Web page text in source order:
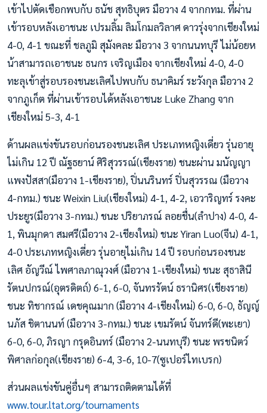
เข้าไปตัดเชือกพบกับ ธนัช สุทธิบุตร มือวาง 4 จากกทม. ที่ผ่าน
เข้ารอบหลังเอาชนะ เปรมลิ้ม ลิมโกมลวิลาศ ดาวรุ่งจากเชียงใหม่
4-0, 4-1 ขณะที่ ชลภูมิ สุมังคละ มือวาง 3 จากนนทบุรี ไม่น้อยห
น้าสามารถเอาชนะ ธนกร เจริญเมือง จากเชียงใหม่ 4-0, 4-0
ทะลุเข้าสู่รอบรองชนะเลิศไปพบกับ ธนาคิมร์ ระวังกุล มือวาง 2
จากภูเก็ต ที่ผ่านเข้ารอบได้หลังเอาชนะ Luke Zhang จาก
เชียงใหม่ 5-3, 4-1
ด้านผลแข่งขันรอบก่อนรองชนะเลิศ ประเภทหญิงเดี่ยว รุ่นอายุ
ไม่เกิน 12 ปี ณัฐธยาน์ ศิริสุวรรณ์(เชียงราย) ชนะผ่าน มนัญญา
แพงปัสสา(มือวาง 1-เชียงราย), ปิ่นนรินทร์ ปิ่นสุวรรณ (มือวาง
4-กทม.) ชนะ Weixin Liu(เชียงใหม่) 4-1, 4-2, เอวาริญทร์ รงคะ
ประยูร(มือวาง 3-กทม.) ชนะ ปริยาภรณ์ ลอยชื่น(ลำปาง) 4-0, 4-
1, พินมุกดา สมศรี(มือวาง 2-เชียงใหม่) ชนะ Yiran Luo(จีน) 4-1,
4-0 ประเภทหญิงเดี่ยว รุ่นอายุไม่เกิน 14 ปี รอบก่อนรองชนะ
เลิศ อัญวีณ์ ไพศาลภาณุวงศ์ (มือวาง 1-เชียงใหม่) ชนะ สุธาสินี
รัตนปกรณ์(อุตรดิตถ์) 6-1, 6-0, จันทรรัตน์ ธรานิศร(เชียงราย)
ชนะ ทิชากรณ์ เดชคุณมาก (มือวาง 4-เชียงใหม่) 6-0, 6-0, ธัญญ์
นภัส ชิตานนท์ (มือวาง 3-กทม.) ชนะ เขมรัตน์ จันทร์ดี(พะเยา)
6-0, 6-0, ภิรญา กรุดอินทร์ (มือวาง 2-นนทบุรี) ชนะ พรชนิตว์
พิศาลก่อกุล(เชียงราย) 6-4, 3-6, 10-7(ซูเปอร์ไทเบรก)
ส่วนผลแข่งขันคู่อื่นๆ สามารถติดตามได้ที่
www.tour.ltat.org/tournaments